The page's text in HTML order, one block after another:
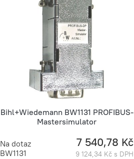
Bihl+Wiedemann BW1131 PROFIBUS-
Mastersimulator
Na dotaz
BW1131
7 540,78 Kč
9 124,34 Kč s DPH